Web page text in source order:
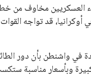
مخاوف من
قد تواجه
في واشنطن بأن دور
وبأسعار مناسبة